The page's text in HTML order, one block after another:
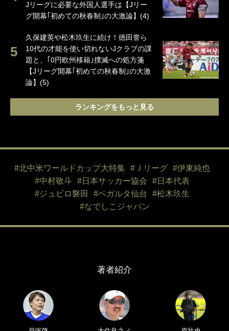
Jリーグに必要な外国人選手は【Jリー
グ開幕｢初めての秋春制｣の大激論】(4)
久保建英や松木玖生に続け！徳田誉ら
10代の才能を使い切れないJクラブの課
題と、｢0円欧州移籍｣撲滅への処方箋
【Jリーグ開幕｢初めての秋春制｣の大激
論】(5)
ランキングをもっと見る
#北中米ワールドカップ大特集 #Ｊリーグ
#伊東純也
#中村敬斗
#日本サッカー協会
#日本代表
#ジュビロ磐田
#ベガルタ仙台
#松木玖生
#なでしこジャパン
著者紹介